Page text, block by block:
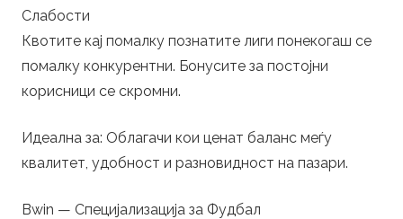
Слабости
Квотите кај помалку познатите лиги понекогаш се
помалку конкурентни. Бонусите за постојни
корисници се скромни.
Идеална за: Облагачи кои ценат баланс меѓу
квалитет, удобност и разновидност на пазари.
Bwin — Специјализација за Фудбал